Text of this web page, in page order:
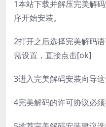
1本站下载并解压完美解
序开始安装。
2打开之后选择完美解码
需设置，直接点击[ok]
3进入完美解码安装向导
4完美解码的许可协议必须